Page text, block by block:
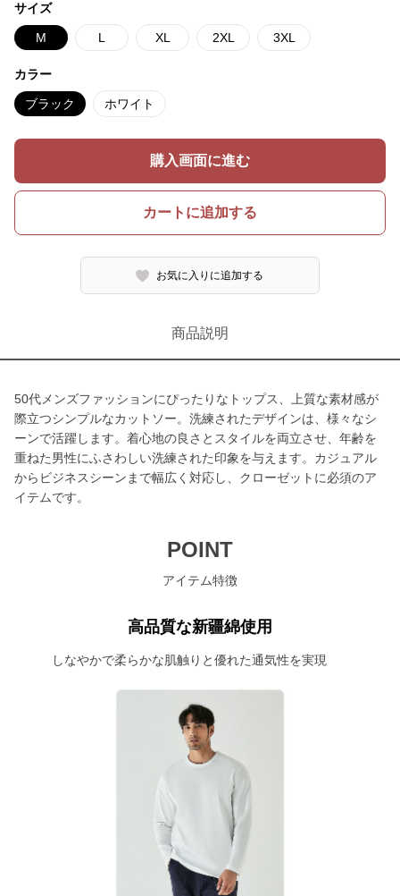
サイズ
M L XL 2XL 3XL
カラー
ブラック ホワイト
購入画面に進む
カートに追加する
お気に入りに追加する
商品説明
50代メンズファッションにぴったりなトップス、上質な素材感が
際立つシンプルなカットソー。洗練されたデザインは、様々なシ
ーンで活躍します。着心地の良さとスタイルを両立させ、年齢を
重ねた男性にふさわしい洗練された印象を与えます。カジュアル
からビジネスシーンまで幅広く対応し、クローゼットに必須のア
イテムです。
POINT
アイテム特徴
高品質な新疆綿使用
しなやかで柔らかな肌触りと優れた通気性を実現